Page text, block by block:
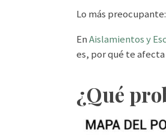
Lo más
EnAislamientos y
es, por qué te
¿Qué